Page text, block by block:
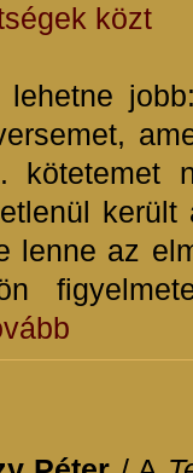
közt
lehetne
kötetemet
lenne az